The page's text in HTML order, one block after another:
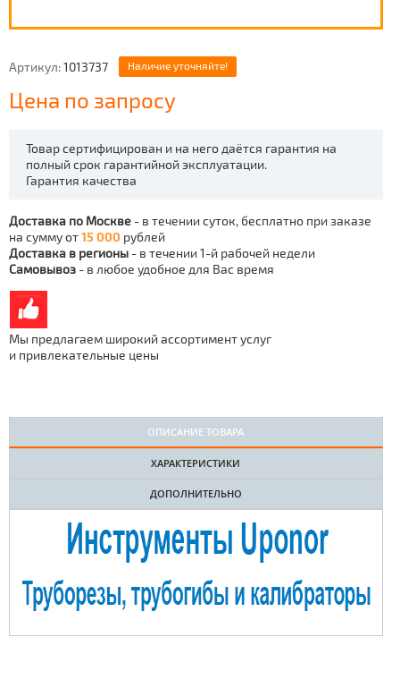
Артикул:1013737 Наличие уточняйте!
Цена по запросу
Товар сертифицирован и на него даётся гарантия на
полный срок гарантийной эксплуатации.
Гарантия качества
Доставка по Москве - в течении суток, бесплатно при заказе
на сумму от15 000 рублей
Доставка в регионы - в течении 1-й рабочей недели
Самовывоз - в любое удобное для Вас время
Мы предлагаем широкий ассортимент услуг
и привлекательные цены
ОПИСАНИЕ ТОВАРА
ХАРАКТЕРИСТИКИ
ДОПОЛНИТЕЛЬНО